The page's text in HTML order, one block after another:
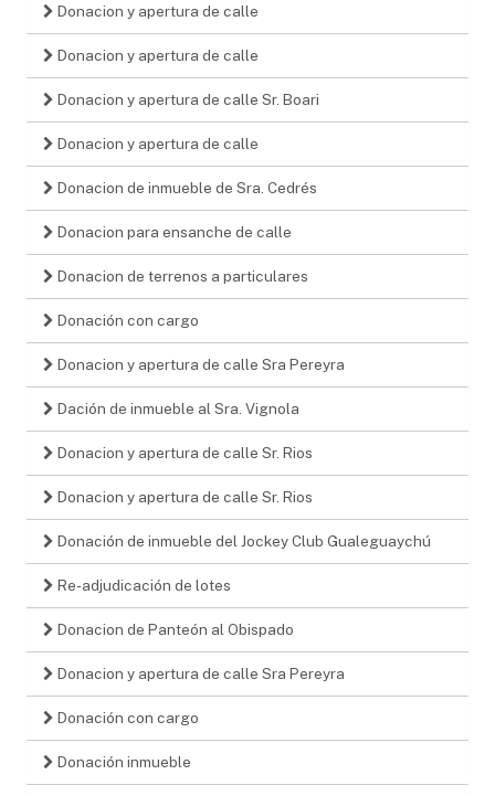
Donacion y apertura de calle
Donacion y apertura de calle
Donacion y apertura de calle Sr. Boari
Donacion y apertura de calle
Donacion de inmueble de Sra. Cedrés
Donacion para ensanche de calle
Donacion de terrenos a particulares
Donación con cargo
Donacion y apertura de calle Sra Pereyra
Dación de inmueble al Sra. Vignola
Donacion y apertura de calle Sr. Rios
Donacion y apertura de calle Sr. Rios
Donación de inmueble del Jockey Club Gualeguaychú
Re-adjudicación de lotes
Donacion de Panteón al Obispado
Donacion y apertura de calle Sra Pereyra
Donación con cargo
Donación inmueble